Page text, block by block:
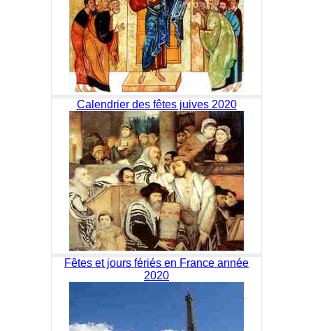
Calendrier des fêtes juives 2020
Fêtes et jours fériés en France année
2020